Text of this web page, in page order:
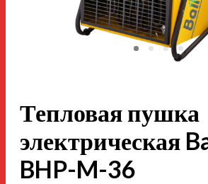
Тепловая пушка
электрическая
BHP-M-36